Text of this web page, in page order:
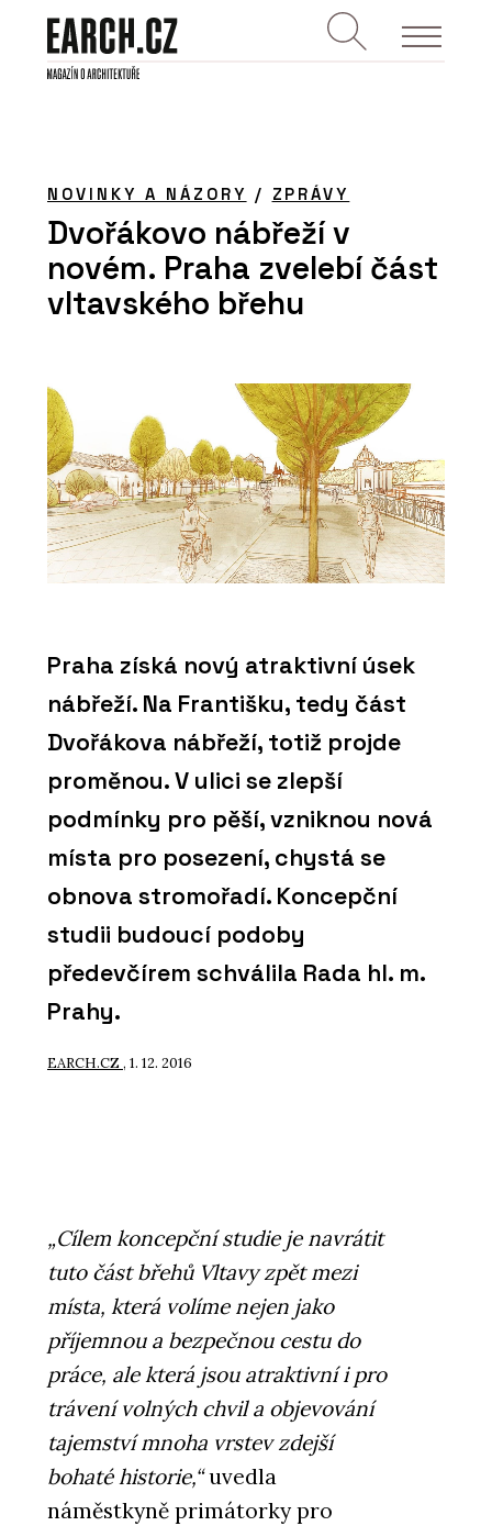
NOVINKY A NÁZORY / ZPRÁVY
Dvořákovo nábřeží v
novém. Praha zvelebí část
vltavského břehu
Praha získá nový atraktivní úsek
nábřeží. Na Františku, tedy část
Dvořákova nábřeží, totiž projde
proměnou. V ulici se zlepší
podmínky pro pěší, vzniknou nová
místa pro posezení, chystá se
obnova stromořadí. Koncepční
studii budoucí podoby
předevčírem schválila Rada hl. m.
Prahy.
EARCH.CZ , 1. 12. 2016
„Cílem koncepční studie je navrátit
tuto část břehů Vltavy zpět mezi
místa, která volíme nejen jako
příjemnou a bezpečnou cestu do
práce, ale která jsou atraktivní i pro
trávení volných chvil a objevování
tajemství mnoha vrstev zdejší
bohaté historie,“uvedla
náměstkyně primátorky pro